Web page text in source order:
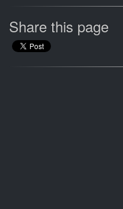
Share this page